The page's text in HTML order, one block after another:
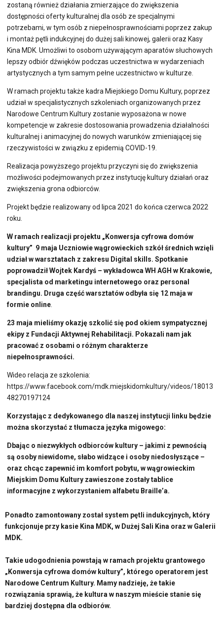
zostaną również działania zmierzające do zwiększenia
dostępności oferty kulturalnej dla osób ze specjalnymi
potrzebami, w tym osób z niepełnosprawnościami poprzez zakup
i montaż pętli indukcyjnej do dużej sali kinowej, galerii oraz Kasy
Kina MDK. Umożliwi to osobom używającym aparatów słuchowych
lepszy odbiór dźwięków podczas uczestnictwa w wydarzeniach
artystycznych a tym samym pełne uczestnictwo w kulturze.
W ramach projektu także kadra Miejskiego Domu Kultury, poprzez
udział w specjalistycznych szkoleniach organizowanych przez
Narodowe Centrum Kultury zostanie wyposażona w nowe
kompetencje w zakresie dostosowania prowadzenia działalności
kulturalnej i animacyjnej do nowych warunków zmieniającej się
rzeczywistości w związku z epidemią COVID-19.
Realizacja powyższego projektu przyczyni się do zwiększenia
możliwości podejmowanych przez instytucję kultury działań oraz
zwiększenia grona odbiorców.
Projekt będzie realizowany od lipca 2021 do końca czerwca 2022
roku.
W ramach realizacji projektu „Konwersja cyfrowa domów
kultury” 9 maja Uczniowie wągrowieckich szkół średnich wzięli
udział w warsztatach z zakresu Digital skills. Spotkanie
poprowadził Wojtek Kardyś – wykładowca WH AGH w Krakowie,
specjalista od marketingu internetowego oraz personal
brandingu. Druga część warsztatów odbyła się 12 maja w
formie online
23 maja mieliśmy okazję szkolić się pod okiem sympatycznej
ekipy z Fundacji Aktywnej Rehabilitacji. Pokazali nam jak
pracować z osobami o różnym charakterze
niepełnosprawności.
Wideo relacja ze szkolenia:
https://www.facebook.com/mdk.miejskidomkultury/videos/18013
48270197124
Korzystając z dedykowanego dla naszej instytucji linku będzie
można skorzystać z tłumacza języka migowego:
Dbając o niezwykłych odbiorców kultury – jakimi z pewnością
są osoby niewidome, słabo widzące i osoby niedosłyszące –
oraz chcąc zapewnić im komfort pobytu, w wągrowieckim
Miejskim Domu Kultury zawieszone zostały tablice
informacyjne z wykorzystaniem alfabetu Braille’a.
Ponadto zamontowany został system pętli indukcyjnych, który
funkcjonuje przy kasie Kina MDK, w Dużej Sali Kina oraz w Galerii
MDK.
Takie udogodnienia powstają w ramach projektu grantowego
„Konwersja cyfrowa domów kultury”, którego operatorem jest
Narodowe Centrum Kultury. Mamy nadzieję, że takie
rozwiązania sprawią, że kultura w naszym mieście stanie się
bardziej dostępna dla odbiorów.